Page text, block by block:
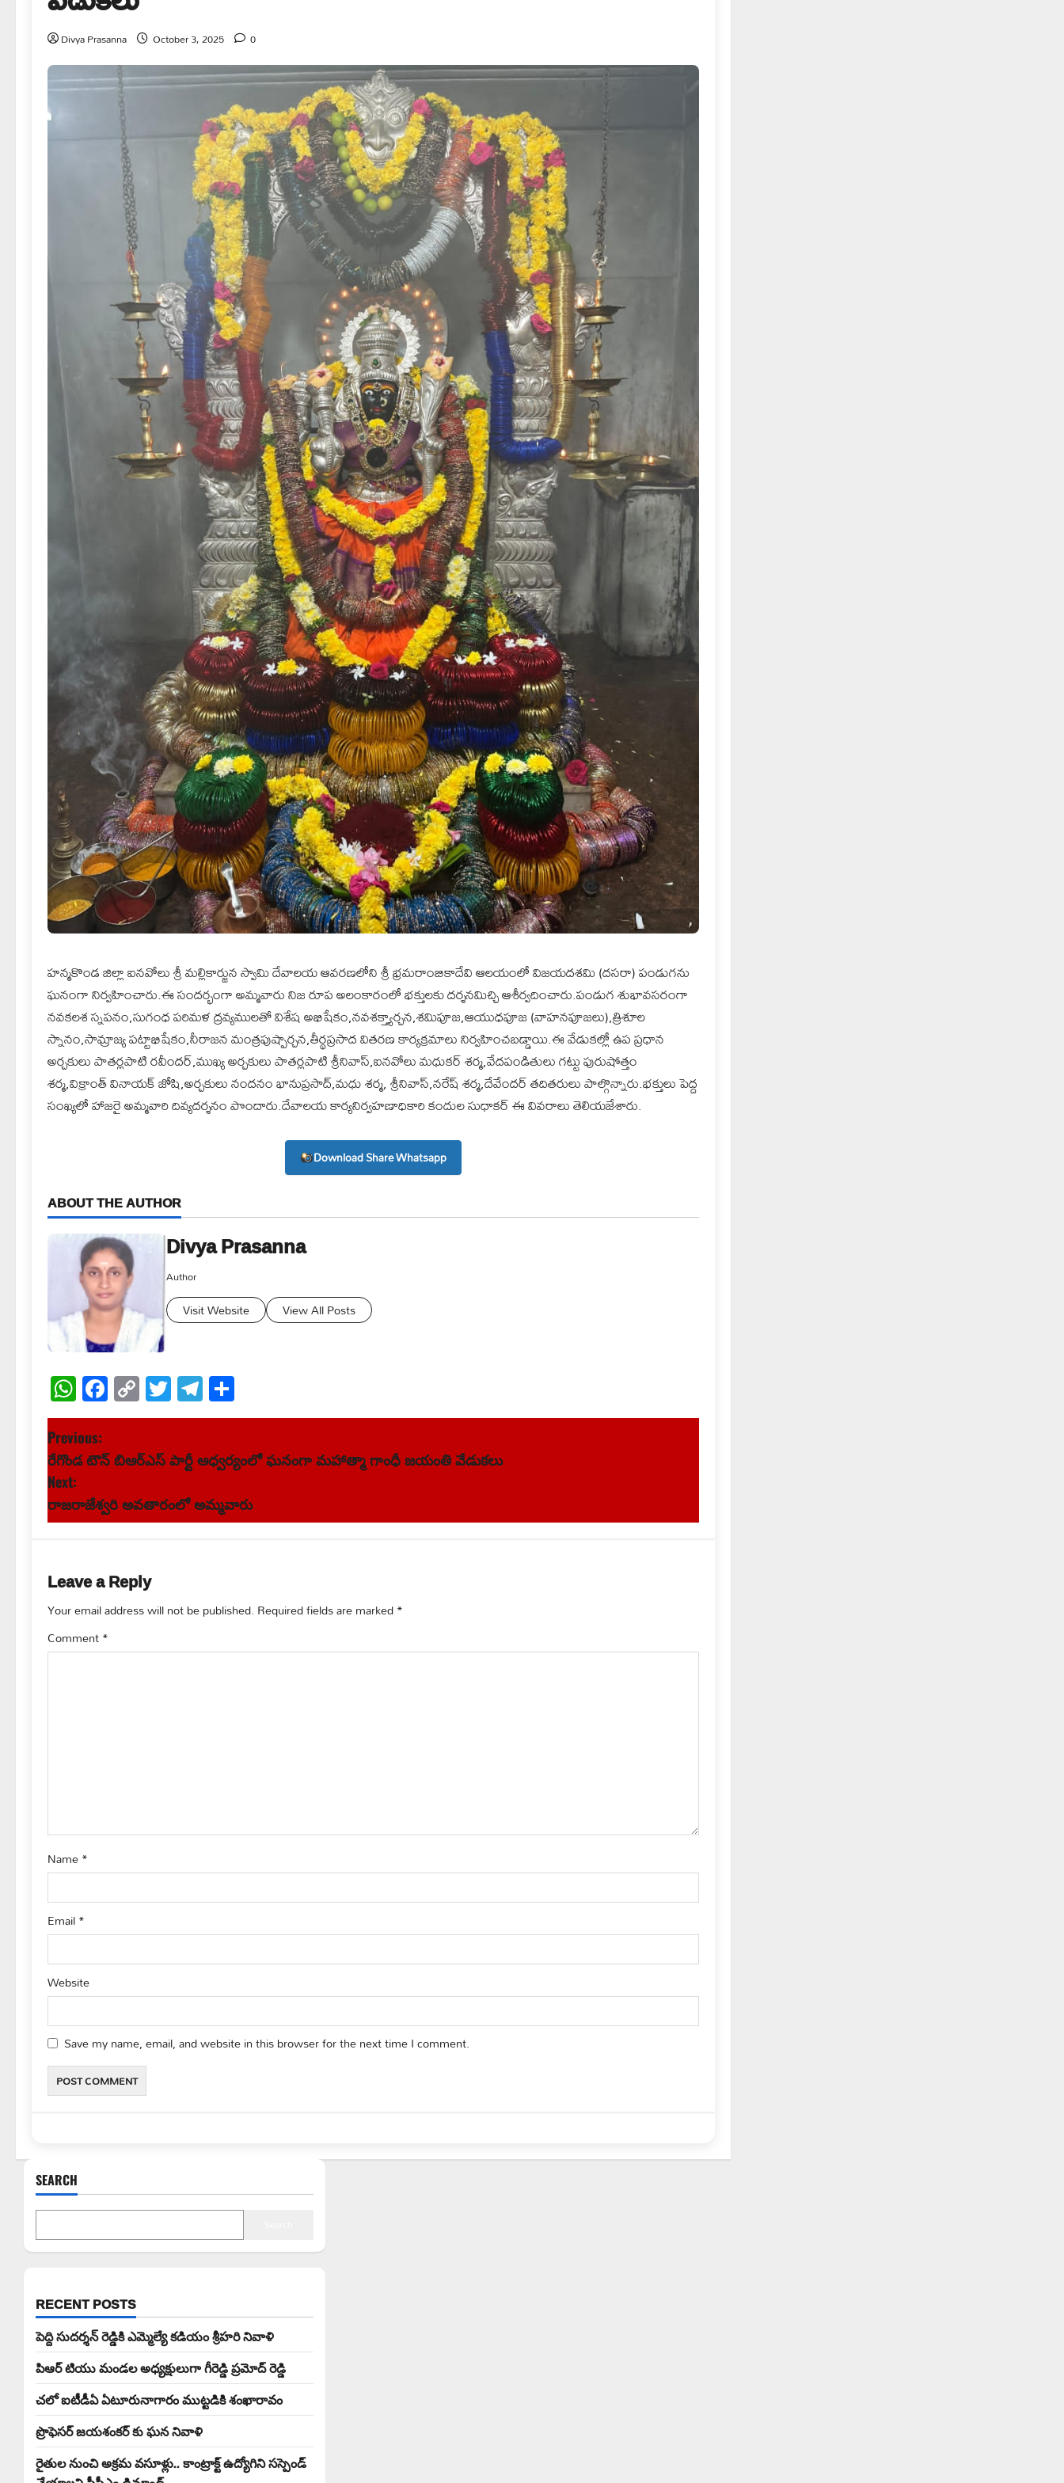
Divya Prasanna October 3, 2025 0
హన్మకొండ జిల్లా ఐనవోలు శ్రీ మల్లికార్జున స్వామి దేవాలయ ఆవరణలోని శ్రీ భ్రమరాంబికాదేవి ఆలయంలో విజయదశమి (దసరా) పండుగను
ఘనంగా నిర్వహించారు.ఈ సందర్భంగా అమ్మవారు నిజ రూప అలంకారంలో భక్తులకు దర్శనమిచ్చి ఆశీర్వదించారు.పండుగ శుభావసరంగా
నవకలశ స్నపనం,సుగంధ పరిమళ ద్రవ్యములతో విశేష అభిషేకం,నవశక్త్యార్చన,శమిపూజ,ఆయుధపూజ (వాహనపూజలు),త్రిశూల
స్నానం,సామ్రాజ్య పట్టాభిషేకం,నీరాజన మంత్రపుష్పార్చన,తీర్థప్రసాద వితరణ కార్యక్రమాలు నిర్వహించబడ్డాయి.ఈ వేడుకల్లో ఉప ప్రధాన
అర్చకులు పాతర్లపాటి రవీందర్,ముఖ్య అర్చకులు పాతర్లపాటి శ్రీనివాస్,ఐనవోలు మధుకర్ శర్మ,వేదపండితులు గట్టు పురుషోత్తం
శర్మ,విక్రాంత్ వినాయక్ జోషి,అర్చకులు నందనం భానుప్రసాద్,మధు శర్మ, శ్రీనివాస్,నరేష్ శర్మ,దేవేందర్ తదితరులు పాల్గొన్నారు.భక్తులు పెద్ద
సంఖ్యలో హాజరై అమ్మవారి దివ్యదర్శనం పొందారు.దేవాలయ కార్యనిర్వహణాధికారి కందుల సుధాకర్ ఈ వివరాలు తెలియజేశారు.
Download Share Whatsapp
ABOUT THE AUTHOR
Divya Prasanna
Author
Visit Website View All Posts
WhatsApp
Facebook
Copy
Link
TwitterTelegram
P
o
s
n
a
v
o
n
Previous:
రేగొండ టౌన్ బిఆర్ఎస్ పార్టీ ఆధ్వర్యంలో ఘనంగా మహాత్మా గాంధీ జయంతి వేడుకలు
Next:
రాజరాజేశ్వరి అవతారంలో అమ్మవారు
Leave a Reply
Your email address will not be published. Required fields are marked*
Comment*
Name*
Email*
Website
Save my name, email, and website in this browser for the next time I comment.
SEARCH
RECENT POSTS
పెద్ది సుదర్శన్ రెడ్డికి ఎమ్మెల్యే కడియం శ్రీహరి నివాళి
పిఆర్ టియు మండల అధ్యక్షులుగా గీరెడ్డి ప్రమోద్ రెడ్డి
చలో ఐటీడీఏ ఏటూరునాగారం ముట్టడికి శంఖారావం
ప్రొఫెసర్ జయశంకర్ కు ఘన నివాళి
రైతుల నుంచి అక్రమ వసూళ్లు.. కాంట్రాక్ట్ ఉద్యోగిని సస్పెండ్